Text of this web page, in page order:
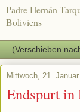
Padre Hernán
Boliviens
Mittwoch, 21.
Endspurt in